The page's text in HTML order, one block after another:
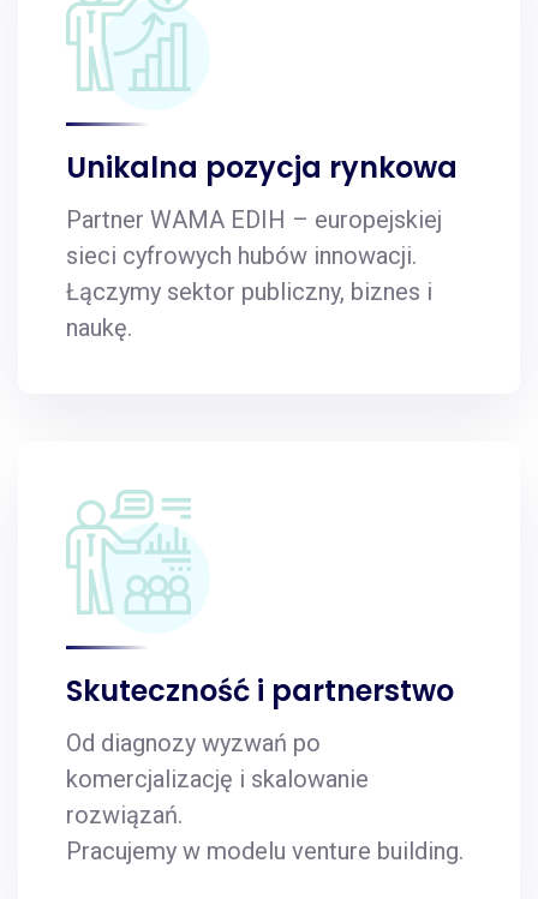
Unikalna pozycja rynkowa
Partner WAMA EDIH – europejskiej
sieci cyfrowych hubów innowacji.
Łączymy sektor publiczny, biznes i
naukę.
Skuteczność i partnerstwo
Od diagnozy wyzwań po
komercjalizację i skalowanie
rozwiązań.
Pracujemy w modelu venture building.